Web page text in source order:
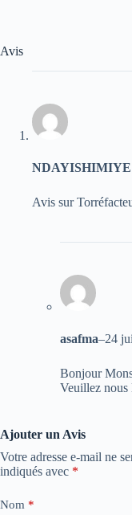
Avis
NDAYISHIMIYE
Avis sur
asafma–24
Bonjour
Veuillez nous
Ajouter un Avis
Votre adresse e-mail ne
indiqués avec *
Nom *